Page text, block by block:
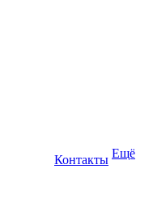
Контакты Ещё